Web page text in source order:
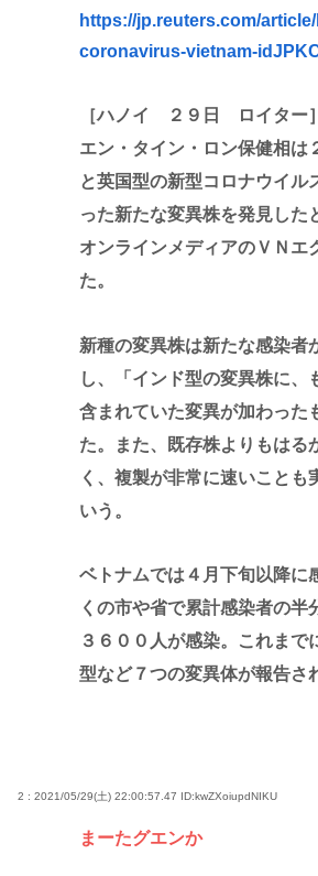
https://jp.reuters.com/
coronavirus-vietnam-
［ハノイ ２９日 ロイター
エン・タイン・ロン保健相は
と英国型の新型コロナウイル
った新たな変異株を発見した
オンラインメディアのＶＮエ
た。
新種の変異株は新たな感染者
し、「インド型の変異株に、
含まれていた変異が加わった
た。また、既存株よりもはる
く、複製が非常に速いことも
いう。
ベトナムでは４月下旬以降に
くの市や省で累計感染者の半
３６００人が感染。これまで
型など７つの変異体が報告さ
2 : 2021/05/29(土) 22:00:57.47 ID:kwZXoiupdNIKU
まーたグエンか